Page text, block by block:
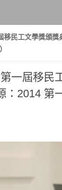
移民工文學獎頒獎
）
一屆移民
： 2014 第